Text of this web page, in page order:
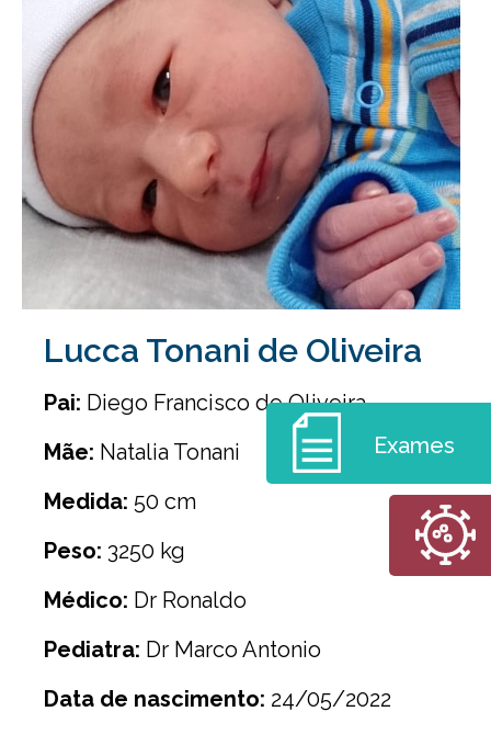
Lucca Tonani de Oliveira
Pai: Diego Francisco de Oliveira
Mãe: Natalia Tonani
Medida: 50 cm
Peso: 3250 kg
Médico: Dr Ronaldo
Pediatra: Dr Marco Antonio
Data de nascimento: 24/05/2022
Exames